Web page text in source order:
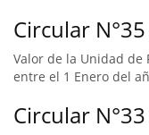
Circular
Valor de la Unidad de
entre el 1 Enero del
Circular